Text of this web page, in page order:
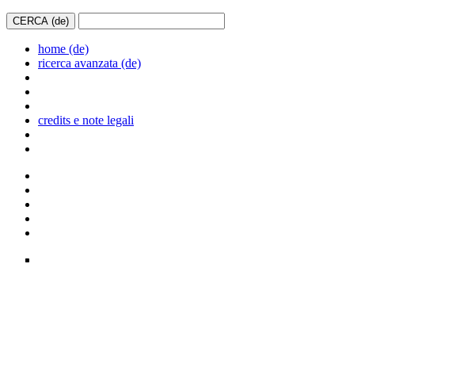
home (de)
ricerca avanzata (de)
credits e note legali